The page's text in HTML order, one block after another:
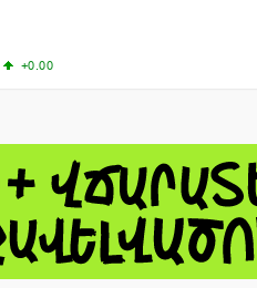
+0.00
13791.00
-0.12
+2.50
+1.43
-0.23
1.3448
-0.08